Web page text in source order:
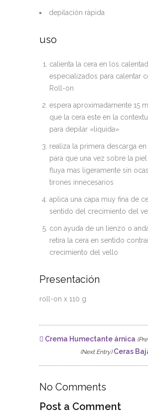
depilación rápida
uso
calienta la cera en los
especializados para calentar
Roll-on
espera aproximadamente 15
que la cera este en la
para depilar «liquida»
realiza la primera descarga
para que una vez sobre la piel
fluya mas ligeramente sin
tirones innecesarios
aplica una capa muy fina de
sentido del crecimiento del
con ayuda de un lienzo o
retira la cera en sentido
crecimiento del vello
Presentación
roll-on x 110 g
Crema Humectante árnica
(Next Entry)Ceras
No Comments
Post a Comment